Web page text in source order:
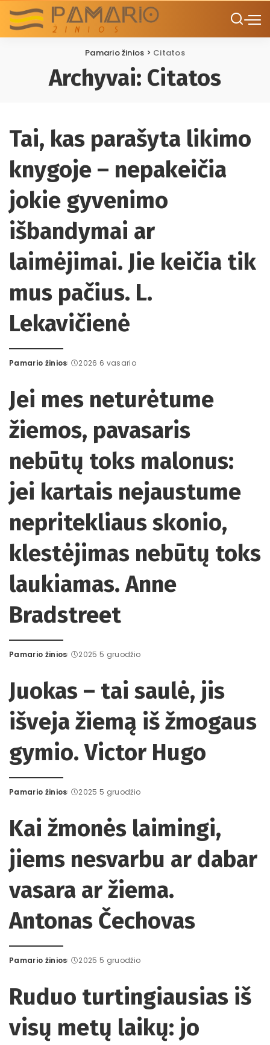
Pamario žinios > Citatos
Archyvai: Citatos
Tai, kas parašyta likimo
knygoje – nepakeičia
jokie gyvenimo
išbandymai ar
laimėjimai. Jie keičia tik
mus pačius. L.
Lekavičienė
Posted
Pamario žinios 2026 6 vasario
Jei mes neturėtume
žiemos, pavasaris
nebūtų toks malonus:
jei kartais nejaustume
nepritekliaus skonio,
klestėjimas nebūtų toks
laukiamas. Anne
Bradstreet
Posted
Pamario žinios 2025 5 gruodžio
Juokas – tai saulė, jis
išveja žiemą iš žmogaus
gymio. Victor Hugo
Posted
Pamario žinios 2025 5 gruodžio
Kai žmonės laimingi,
jiems nesvarbu ar dabar
vasara ar žiema.
Antonas Čechovas
Posted
Pamario žinios 2025 5 gruodžio
Ruduo turtingiausias iš
visų metų laikų: jo